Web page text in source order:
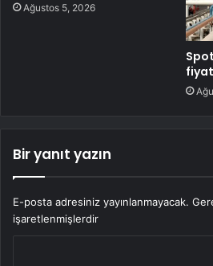
Ağustos 5, 2026
Bir yanıt yazın
E-posta adresiniz yayınlanmayacak.
işaretlenmişlerdir